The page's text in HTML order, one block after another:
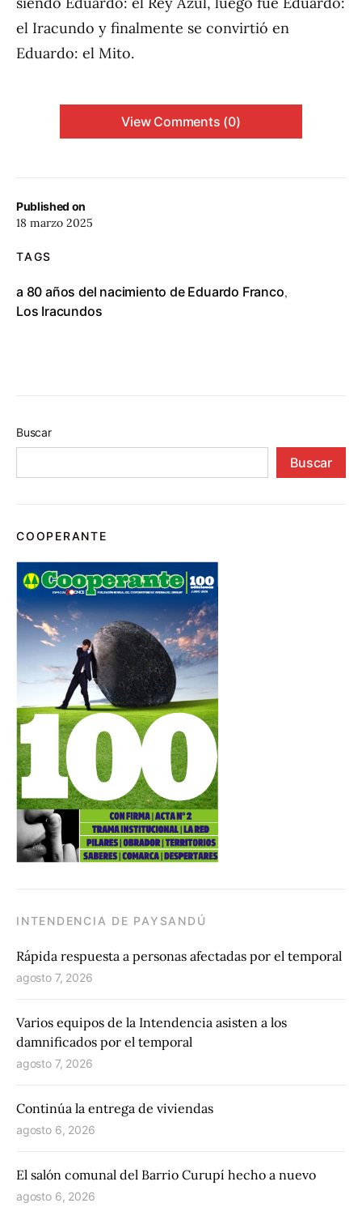
Published on
18 marzo 2025
TAGS
a 80 años del nacimiento de Eduardo Franco,
Los Iracundos
el Iracundo y finalmente se convirtió en
Eduardo: el Mito.
View Comments (0)
Buscar
Buscar
COOPERANTE
INTENDENCIA DE PAYSANDÚ
Rápida respuesta a personas afectadas por el temporal
agosto 7, 2026
Varios equipos de la Intendencia asisten a los
damnificados por el temporal
agosto 7, 2026
Continúa la entrega de viviendas
agosto 6, 2026
El salón comunal del Barrio Curupí hecho a nuevo
agosto 6, 2026